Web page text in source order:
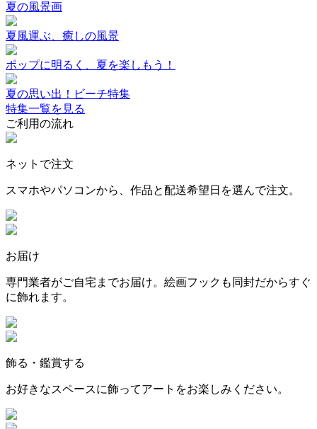
夏の風景画
夏風運ぶ、癒しの風景
ポップに明るく、夏を楽しもう！
夏の思い出！ビーチ特集
特集一覧を見る
ご利用の流れ
ネットで注文
スマホやパソコンから、作品と配送希望日を選んで注文。
お届け
専門業者がご自宅までお届け。絵画フックも同封だからすぐ
に飾れます。
飾る・鑑賞する
お好きなスペースに飾ってアートをお楽しみください。